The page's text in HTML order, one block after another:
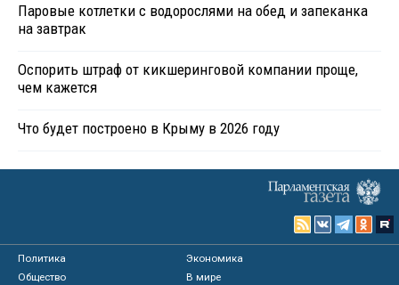
Паровые котлетки с водорослями на обед и запеканка
на завтрак
Оспорить штраф от кикшеринговой компании проще,
чем кажется
Что будет построено в Крыму в 2026 году
Политика
Экономика
Общество
В мире